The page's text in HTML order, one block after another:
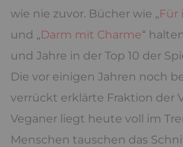
wie nie zuvor. Bücher wie „Für
und „Darm mit Charme“
und Jahre in der Top 10 der
Die vor einigen Jahren noch
verrückt erklärte Fraktion der
Veganer liegt heute voll im
Menschen tauschen das